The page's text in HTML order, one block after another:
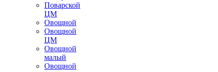
Поварской
ЦМ
Овощной
Овощной
ЦМ
Овощной
малый
Овощной